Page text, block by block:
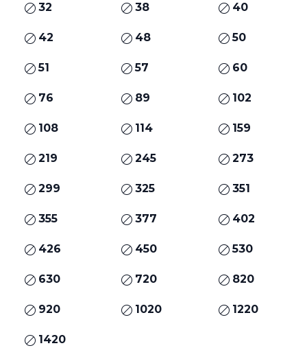
32 38 40
42 48 50
51 57 60
76 89 102
108 114 159
219 245 273
299 325 351
355 377 402
426 450 530
630 720 820
920 1020 1220
1420